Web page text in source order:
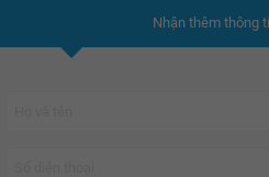
Nhận thêm thông